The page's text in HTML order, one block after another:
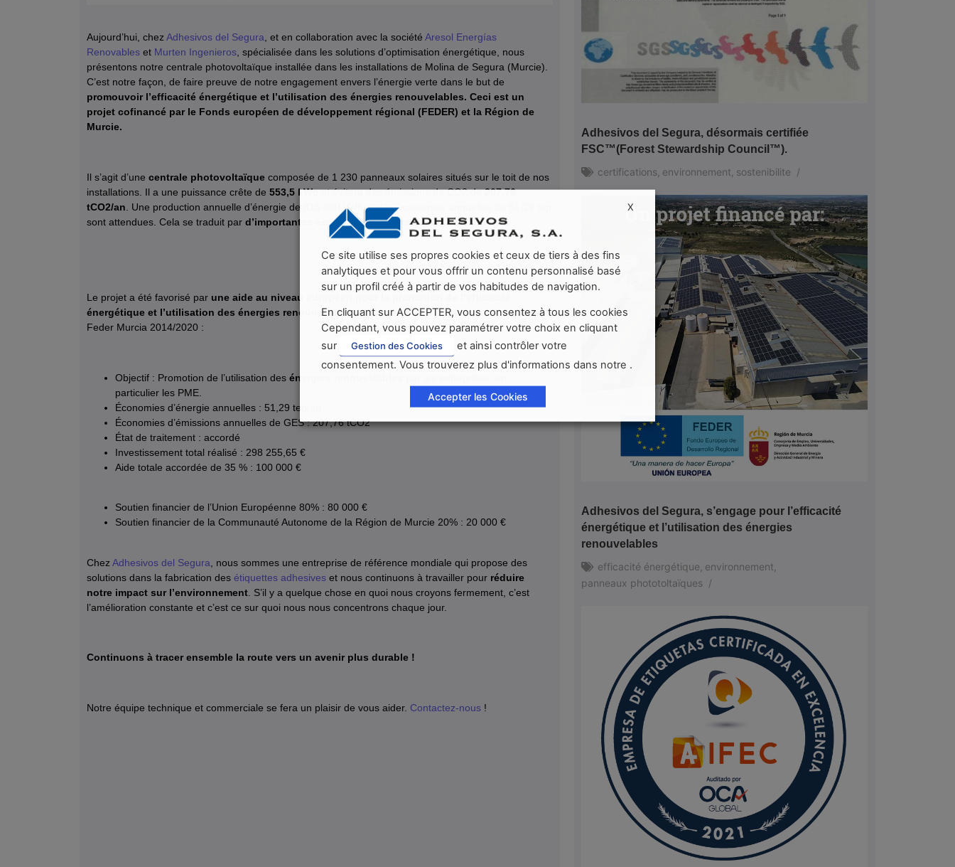
Aujourd’hui, chez Adhesivos del Segura , et en collaboration avec la société Aresol Energías
Renovables et Murten Ingenieros , spécialisée dans les solutions d’optimisation énergétique, nous
présentons notre centrale photovoltaïque installée dans les installations de Molina de Segura (Murcie).
C’est notre façon, de faire preuve de notre engagement envers l’énergie verte dans le but de
promouvoir l’efficacité énergétique et l’utilisation des énergies renouvelables. Ceci est un
projet cofinancé par le Fonds européen de développement régional (FEDER) et la Région de
Murcie.
Il s’agit d’une centrale photovoltaïque composée de 1 230 panneaux solaires situés sur le toit de nos
installations. Il a une puissance crête de 553,5 kWcet évitera des émissions de CO2 de207,76
tCO2/an . Une production annuelle d’énergie de 815 000 kWh et des économies annuelles de 51,29 tep
sont attendues. Cela se traduit par d’importantes économies de consommation d’énergie.
Le projet a été favorisé par une aide au niveau européen pour la promotion de l’efficacité
énergétique et l’utilisation des énergies renouvelablesencadrée dans le programme opérationnel
Feder Murcia 2014/2020 :
Objectif : Promotion de l’utilisation des énergies renouvelables
particulier les PME.
Économies d’énergie annuelles : 51,29 tep/an
Économies d’émissions annuelles de GES : 207,76 tCO2
État de traitement : accordé
Investissement total réalisé : 298 255,65 €
Aide totale accordée de 35 % : 100 000 €
Soutien financier de l’Union Européenne 80% : 80 000 €
Soutien financier de la Communauté Autonome de la Région de Murcie 20% : 20 000 €
Chez Adhesivos del Segura , nous sommes une entreprise de référence mondiale qui propose des
solutions dans la fabrication des étiquettes adhesives et nous continuons à travailler pour réduire
notre impact sur l’environnement . S’il y a quelque chose en quoi nous croyons fermement, c’est
l’amélioration constante et c’est ce sur quoi nous nous concentrons chaque jour.
Continuons à tracer ensemble la route vers un avenir plus durable !
Notre équipe technique et commerciale se fera un plaisir de vous aider. Contactez-nous !
Adhesivos del Segura, désormais certifiée
FSC™(Forest Stewardship Council™).
certifications, environnement sostenibilite /
Adhesivos del Segura, s’engage pour l’efficacité
énergétique et l’utilisation des énergies
renouvelables
efficacité énergétique environnement
panneaux phototoltaïques /
X
Ce site utilise ses propres cookies et ceux de tiers à des fins
analytiques et pour vous offrir un contenu personnalisé basé
sur un profil créé à partir de vos habitudes de navigation.
En cliquant sur ACCEPTER, vous consentez à tous les cookies
Cependant, vous pouvez paramétrer votre choix en cliquant
sur
Gestion des Cookies
et ainsi contrôler votre
consentement. Vous trouverez plus d'informations dans notre .
Accepter les Cookies